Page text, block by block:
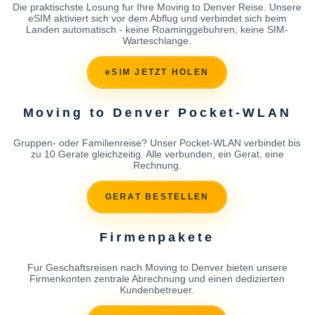
Die praktischste Losung fur Ihre Moving to Denver Reise. Unsere
eSIM aktiviert sich vor dem Abflug und verbindet sich beim
Landen automatisch - keine Roaminggebuhren, keine SIM-
Warteschlange.
eSIM JETZT HOLEN
Moving to Denver Pocket-WLAN
Gruppen- oder Familienreise? Unser Pocket-WLAN verbindet bis
zu 10 Gerate gleichzeitig. Alle verbunden, ein Gerat, eine
Rechnung.
GERAT BESTELLEN
Firmenpakete
Fur Geschaftsreisen nach Moving to Denver bieten unsere
Firmenkonten zentrale Abrechnung und einen dedizierten
Kundenbetreuer.